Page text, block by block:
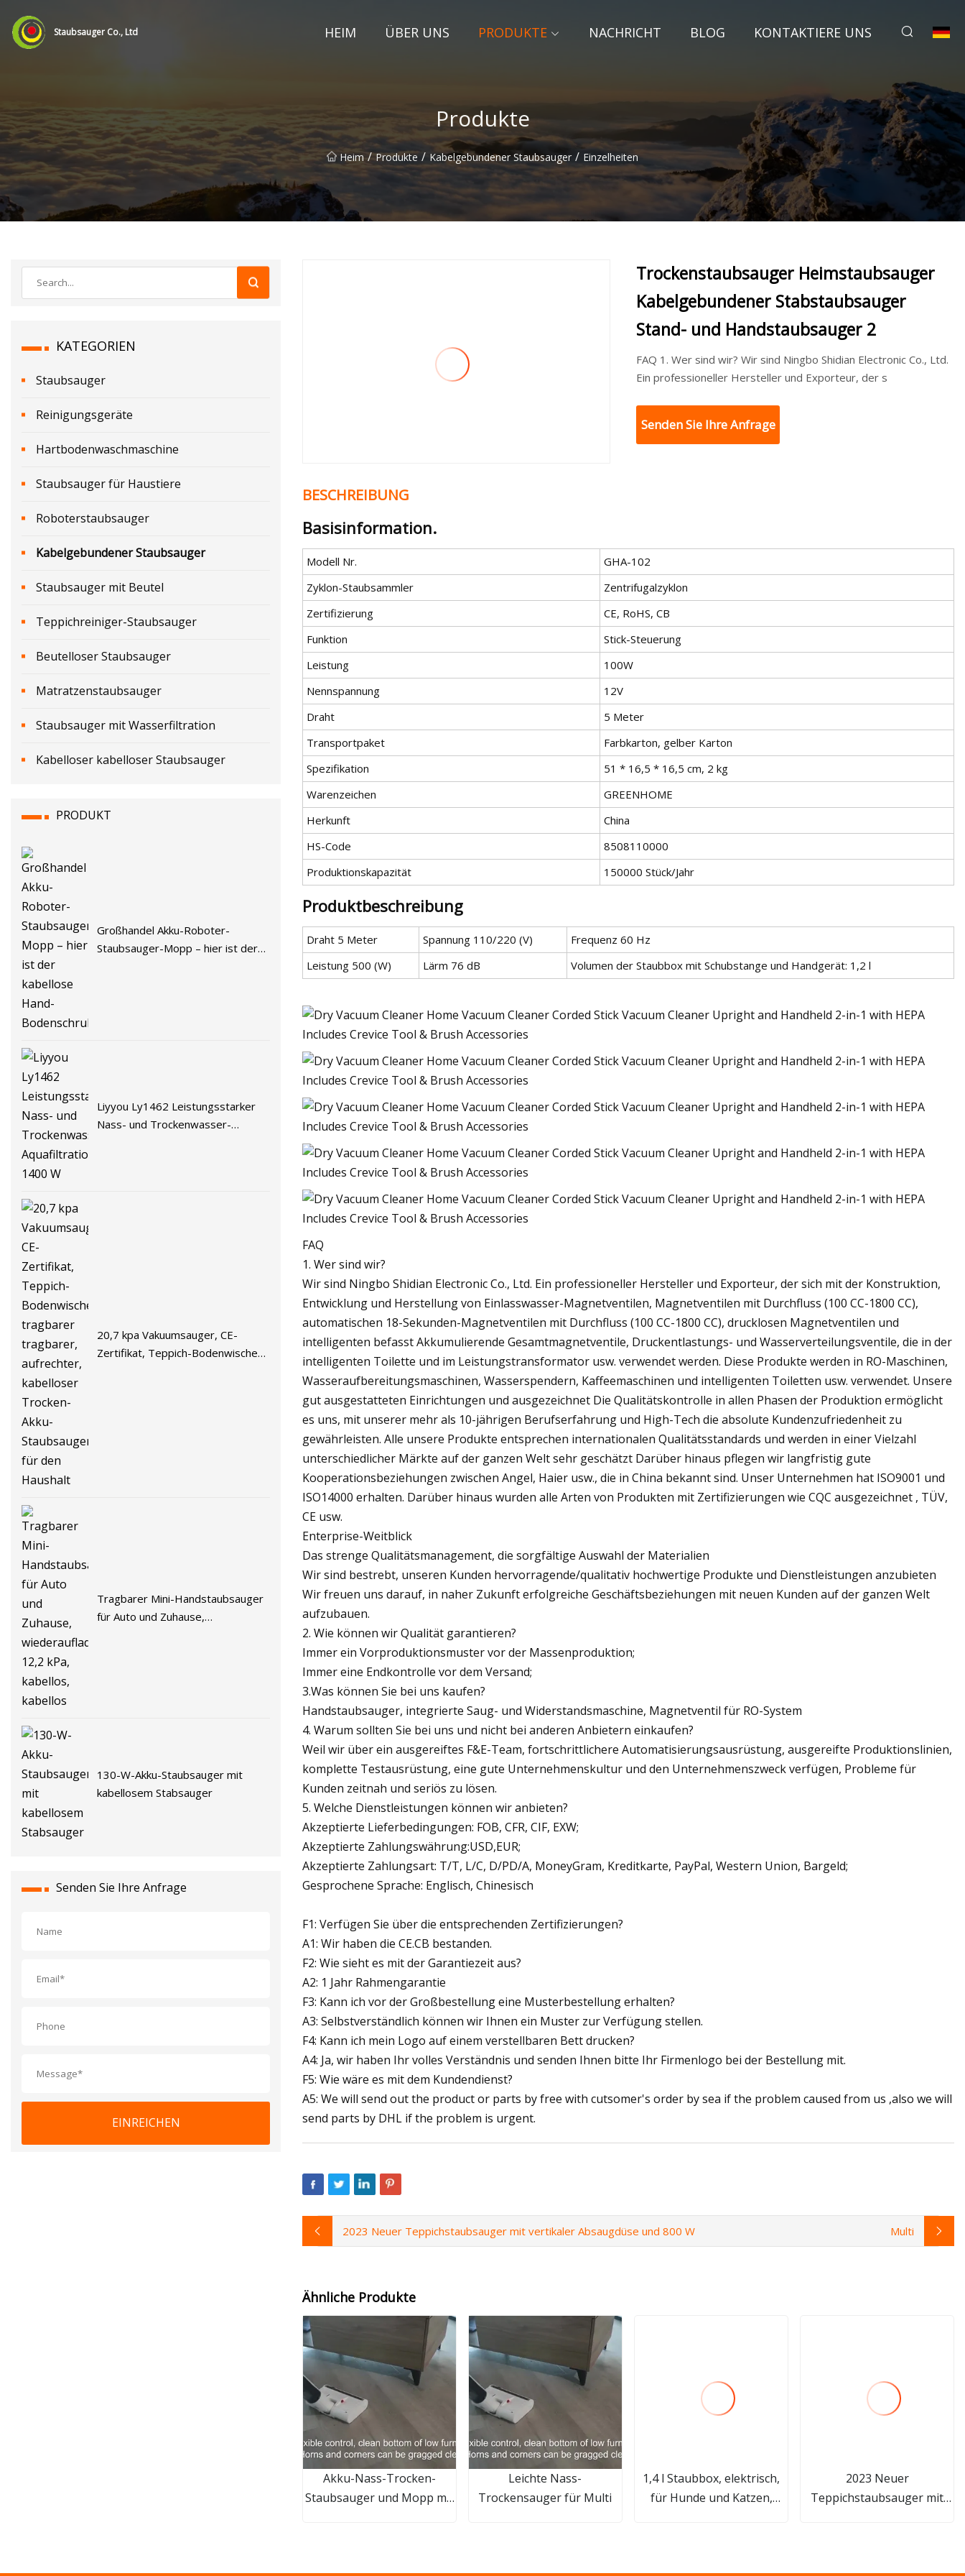
Staubsauger Co., Ltd HEIM ÜBER UNS PRODUKTE NACHRICHT BLOG KONTAKTIERE UNS
Produkte
Heim / Produkte / Kabelgebundener Staubsauger / Einzelheiten
KATEGORIEN
Staubsauger
Reinigungsgeräte
Hartbodenwaschmaschine
Staubsauger für Haustiere
Roboterstaubsauger
Kabelgebundener Staubsauger
Staubsauger mit Beutel
Teppichreiniger-Staubsauger
Beutelloser Staubsauger
Matratzenstaubsauger
Staubsauger mit Wasserfiltration
Kabelloser kabelloser Staubsauger
PRODUKT
Großhandel Akku-Roboter-
Staubsauger-Mopp – hier ist der
Liyyou Ly1462 Leistungsstarker
Nass- und Trockenwasser-
20,7 kpa Vakuumsauger, CE-
Zertifikat, Teppich-Bodenwischer,
Tragbarer Mini-Handstaubsauger
für Auto und Zuhause,
130-W-Akku-Staubsauger mit
kabellosem Stabsauger
Senden Sie Ihre Anfrage
EINREICHEN
Trockenstaubsauger Heimstaubsauger
Kabelgebundener Stabstaubsauger
Stand- und Handstaubsauger 2
FAQ 1. Wer sind wir? Wir sind Ningbo Shidian Electronic Co., Ltd.
Ein professioneller Hersteller und Exporteur, der s
Senden Sie Ihre Anfrage
BESCHREIBUNG
Basisinformation.
Modell Nr.
GHA-102
Zyklon-Staubsammler
Zentrifugalzyklon
Zertifizierung
CE, RoHS, CB
Funktion
Stick-Steuerung
Leistung
100W
Nennspannung
12V
Draht
5 Meter
Transportpaket
Farbkarton, gelber Karton
Spezifikation
51 * 16,5 * 16,5 cm, 2 kg
Warenzeichen
GREENHOME
Herkunft
China
HS-Code
8508110000
Produktionskapazität
150000 Stück/Jahr
Produktbeschreibung
Draht 5 Meter Spannung 110/220 (V)
Frequenz 60 Hz
Leistung 500 (W)
Lärm 76 dB Volumen der Staubbox mit Schubstange und Handgerät: 1,2 l
FAQ
1. Wer sind wir?
Wir sind Ningbo Shidian Electronic Co., Ltd. Ein professioneller Hersteller und Exporteur, der sich mit der Konstruktion,
Entwicklung und Herstellung von Einlasswasser-Magnetventilen, Magnetventilen mit Durchfluss (100 CC-1800 CC),
automatischen 18-Sekunden-Magnetventilen mit Durchfluss (100 CC-1800 CC), drucklosen Magnetventilen und
intelligenten befasst Akkumulierende Gesamtmagnetventile, Druckentlastungs- und Wasserverteilungsventile, die in der
intelligenten Toilette und im Leistungstransformator usw. verwendet werden. Diese Produkte werden in RO-Maschinen,
Wasseraufbereitungsmaschinen, Wasserspendern, Kaffeemaschinen und intelligenten Toiletten usw. verwendet. Unsere
gut ausgestatteten Einrichtungen und ausgezeichnet Die Qualitätskontrolle in allen Phasen der Produktion ermöglicht
es uns, mit unserer mehr als 10-jährigen Berufserfahrung und High-Tech die absolute Kundenzufriedenheit zu
gewährleisten. Alle unsere Produkte entsprechen internationalen Qualitätsstandards und werden in einer Vielzahl
unterschiedlicher Märkte auf der ganzen Welt sehr geschätzt Darüber hinaus pflegen wir langfristig gute
Kooperationsbeziehungen zwischen Angel, Haier usw., die in China bekannt sind. Unser Unternehmen hat ISO9001 und
ISO14000 erhalten. Darüber hinaus wurden alle Arten von Produkten mit Zertifizierungen wie CQC ausgezeichnet , TÜV,
CE usw.
Enterprise-Weitblick
Das strenge Qualitätsmanagement, die sorgfältige Auswahl der Materialien
Wir sind bestrebt, unseren Kunden hervorragende/qualitativ hochwertige Produkte und Dienstleistungen anzubieten
Wir freuen uns darauf, in naher Zukunft erfolgreiche Geschäftsbeziehungen mit neuen Kunden auf der ganzen Welt
aufzubauen.
2. Wie können wir Qualität garantieren?
Immer ein Vorproduktionsmuster vor der Massenproduktion;
Immer eine Endkontrolle vor dem Versand;
3.Was können Sie bei uns kaufen?
Handstaubsauger, integrierte Saug- und Widerstandsmaschine, Magnetventil für RO-System
4. Warum sollten Sie bei uns und nicht bei anderen Anbietern einkaufen?
Weil wir über ein ausgereiftes F&E-Team, fortschrittlichere Automatisierungsausrüstung, ausgereifte Produktionslinien,
komplette Testausrüstung, eine gute Unternehmenskultur und den Unternehmenszweck verfügen, Probleme für
Kunden zeitnah und seriös zu lösen.
5. Welche Dienstleistungen können wir anbieten?
Akzeptierte Lieferbedingungen: FOB, CFR, CIF, EXW;
Akzeptierte Zahlungswährung:USD,EUR;
Akzeptierte Zahlungsart: T/T, L/C, D/PD/A, MoneyGram, Kreditkarte, PayPal, Western Union, Bargeld;
Gesprochene Sprache: Englisch, Chinesisch
F1: Verfügen Sie über die entsprechenden Zertifizierungen?
A1: Wir haben die CE.CB bestanden.
F2: Wie sieht es mit der Garantiezeit aus?
A2: 1 Jahr Rahmengarantie
F3: Kann ich vor der Großbestellung eine Musterbestellung erhalten?
A3: Selbstverständlich können wir Ihnen ein Muster zur Verfügung stellen.
F4: Kann ich mein Logo auf einem verstellbaren Bett drucken?
A4: Ja, wir haben Ihr volles Verständnis und senden Ihnen bitte Ihr Firmenlogo bei der Bestellung mit.
F5: Wie wäre es mit dem Kundendienst?
A5: We will send out the product or parts by free with cutsomer's order by sea if the problem caused from us ,also we will
send parts by DHL if the problem is urgent.
2023 Neuer Teppichstaubsauger mit vertikaler Absaugdüse und 800 W Multi
Ähnliche Produkte
Akku-Nass-Trocken-
Staubsauger und Mopp mit
Leichte Nass-
Trockensauger für Multi
1,4 l Staubbox, elektrisch,
für Hunde und Katzen,
2023 Neuer
Teppichstaubsauger mit